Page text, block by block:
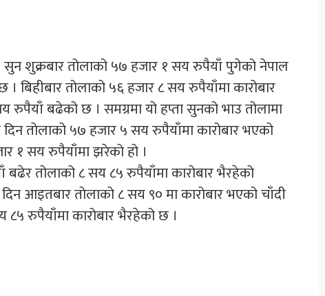
शुक्रबार तोलाको ५७ हजार १ सय रुपैयाँ पुगेको नेपाल
बिहीबार तोलाको ५६ हजार ८ सय रुपैयाँमा कारोबार
रुपैयाँ बढेको छ । समग्रमा यो हप्ता सुनको भाउ तोलामा
तोलाको ५७ हजार ५ सय रुपैयाँमा कारोबार भएको
१ सय रुपैयाँमा झरेको हो ।
बढेर तोलाको ८ सय ८५ रुपैयाँमा कारोबार भैरहेको
आइतबार तोलाको ८ सय ९० मा कारोबार भएको चाँदी
रुपैयाँमा कारोबार भैरहेको छ ।